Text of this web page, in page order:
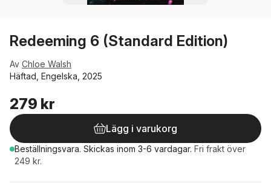
Redeeming 6 (Standard Edition)
Av Chloe Walsh
Häftad, Engelska, 2025
279 kr
Lägg i varukorg
Beställningsvara. Skickas inom 3-6 vardagar. Fri frakt över
249 kr.